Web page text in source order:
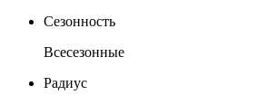
Сезонность
Всесезонные
Радиус